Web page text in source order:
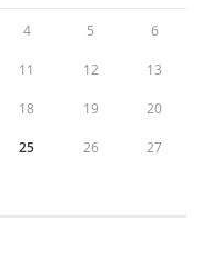
4 5 6
11 12 13
18 19 20
25 26 27